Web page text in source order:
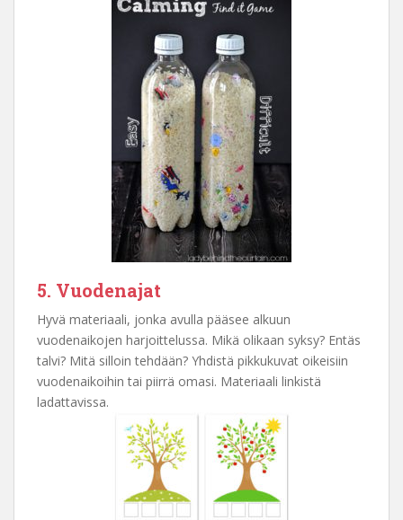
5. Vuodenajat
Hyvä materiaali, jonka avulla pääsee alkuun
vuodenaikojen harjoittelussa. Mikä olikaan syksy? Entäs
talvi? Mitä silloin tehdään? Yhdistä pikkukuvat oikeisiin
vuodenaikoihin tai piirrä omasi. Materiaali linkistä
ladattavissa.